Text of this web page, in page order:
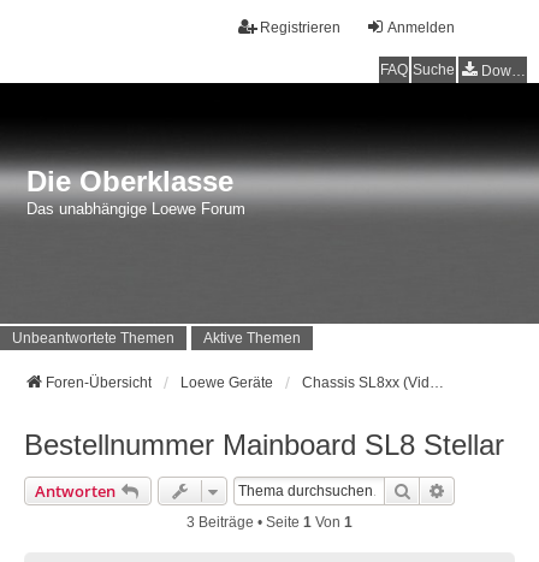
Anmelden
Registrieren
FAQ Suche Downloads
Die Oberklasse
Das unabhängige Loewe Forum
Unbeantwortete Themen Aktive Themen
Foren-Übersicht Loewe Geräte Chassis SL8xx (Vidaa) Baujahr 2024 - …
Bestellnummer Mainboard SL8 Stellar
Antworten Suche
3 Beiträge • Seite 1 Von 1